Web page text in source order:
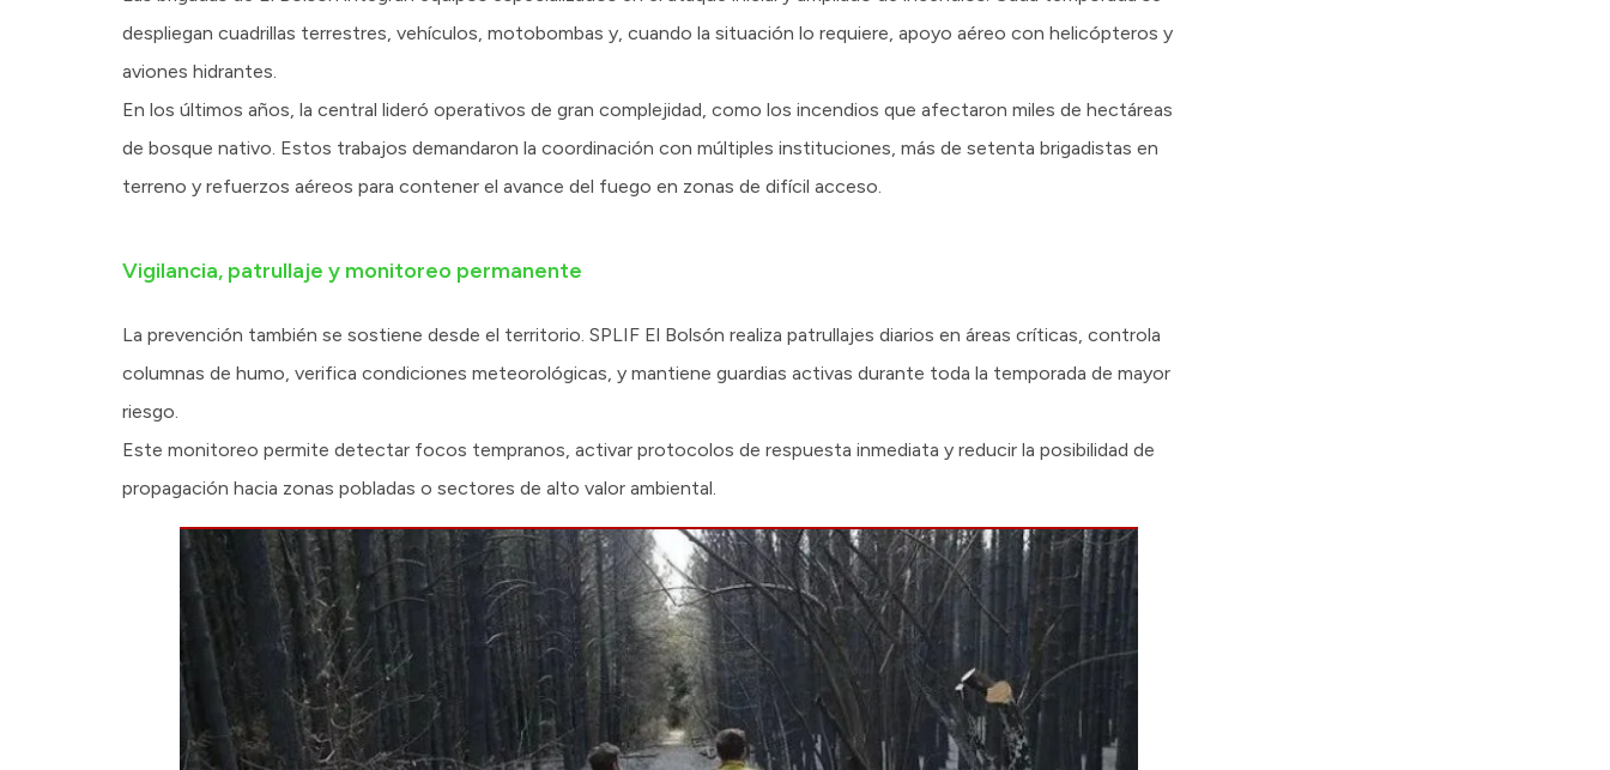
despliegan cuadrillas terrestres, vehículos, motobombas y, cuando la situación lo requiere, apoyo aéreo con helicópteros y
aviones hidrantes.
En los últimos años, la central lideró operativos de gran complejidad, como los incendios que afectaron miles de hectáreas
de bosque nativo. Estos trabajos demandaron la coordinación con múltiples instituciones, más de setenta brigadistas en
terreno y refuerzos aéreos para contener el avance del fuego en zonas de difícil acceso.
Vigilancia, patrullaje y monitoreo permanente
La prevención también se sostiene desde el territorio. SPLIF El Bolsón realiza patrullajes diarios en áreas críticas, controla
columnas de humo, verifica condiciones meteorológicas, y mantiene guardias activas durante toda la temporada de mayor
riesgo.
Este monitoreo permite detectar focos tempranos, activar protocolos de respuesta inmediata y reducir la posibilidad de
propagación hacia zonas pobladas o sectores de alto valor ambiental.